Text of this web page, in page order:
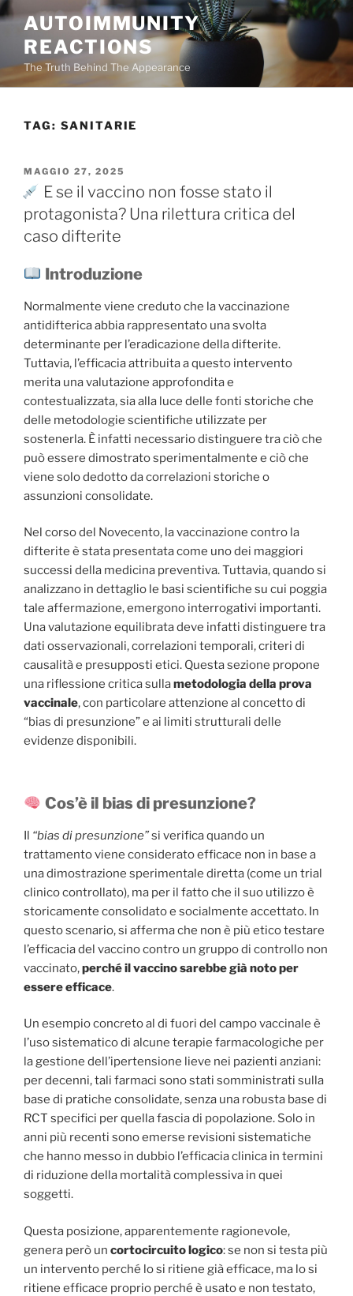
Salta
contenuto
AUTOIMMUNITY
REACTIONS
The Truth Behind The Appearance
TAG: SANITARIE
PUBBLICATO
IL
MAGGIO 27, 2025
E se il vaccino non fosse stato il
protagonista? Una rilettura critica del
caso difterite
Introduzione
Normalmente viene creduto che la vaccinazione
antidifterica abbia rappresentato una svolta
determinante per l’eradicazione della difterite.
Tuttavia, l’efficacia attribuita a questo intervento
merita una valutazione approfondita e
contestualizzata, sia alla luce delle fonti storiche che
delle metodologie scientifiche utilizzate per
sostenerla. È infatti necessario distinguere tra ciò che
può essere dimostrato sperimentalmente e ciò che
viene solo dedotto da correlazioni storiche o
assunzioni consolidate.
Nel corso del Novecento, la vaccinazione contro la
difterite è stata presentata come uno dei maggiori
successi della medicina preventiva. Tuttavia, quando si
analizzano in dettaglio le basi scientifiche su cui poggia
tale affermazione, emergono interrogativi importanti.
Una valutazione equilibrata deve infatti distinguere tra
dati osservazionali, correlazioni temporali, criteri di
causalità e presupposti etici. Questa sezione propone
una riflessione critica sullametodologia della prova
vaccinale, con particolare attenzione al concetto di
“bias di presunzione” e ai limiti strutturali delle
evidenze disponibili.
Cos’è il bias di presunzione?
Il “bias di presunzione”si verifica quando un
trattamento viene considerato efficace non in base a
una dimostrazione sperimentale diretta (come un trial
clinico controllato), ma per il fatto che il suo utilizzo è
storicamente consolidato e socialmente accettato. In
questo scenario, si afferma che non è più etico testare
l’efficacia del vaccino contro un gruppo di controllo non
vaccinato,perché il vaccino sarebbe già noto per
essere efficace.
Un esempio concreto al di fuori del campo vaccinale è
l’uso sistematico di alcune terapie farmacologiche per
la gestione dell’ipertensione lieve nei pazienti anziani:
per decenni, tali farmaci sono stati somministrati sulla
base di pratiche consolidate, senza una robusta base di
RCT specifici per quella fascia di popolazione. Solo in
anni più recenti sono emerse revisioni sistematiche
che hanno messo in dubbio l’efficacia clinica in termini
di riduzione della mortalità complessiva in quei
soggetti.
Questa posizione, apparentemente ragionevole,
genera però un cortocircuito logico: se non si testa più
un intervento perché lo si ritiene già efficace, ma lo si
ritiene efficace proprio perché è usato e non testato,